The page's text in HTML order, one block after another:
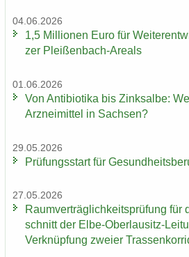
04.06.2026
1,5 Mil­lio­nen Euro für
zer Pleißenbach-​Areals
01.06.2026
Von An­ti­bio­ti­ka bis Zink­sal­be:
Arz­nei­mit­tel in Sach­sen?
29.05.2026
Prü­fungs­start für
27.05.2026
Ra­um­ver­träg­lich­keits­prü­fung für
schnitt der Elbe-​Oberlausitz-
Ver­knüp­fung zwei­er